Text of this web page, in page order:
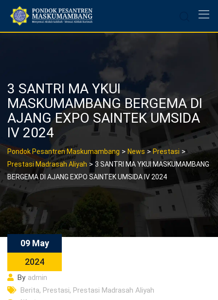
content
3 SANTRI MA YKUI
MASKUMAMBANG BERGEMA DI
AJANG EXPO SAINTEK UMSIDA
IV 2024
Pondok Pesantren Maskumambang > News > Prestasi >
Prestasi Madrasah Aliyah > 3 SANTRI MA YKUI MASKUMAMBANG
BERGEMA DI AJANG EXPO SAINTEK UMSIDA IV 2024
09 May
2024
By admin
Berita, Prestasi, Prestasi Madrasah Aliyah